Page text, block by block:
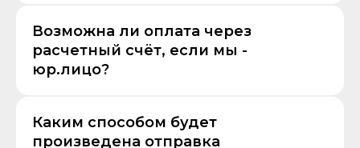
Возможна ли оплата через
расчетный счёт, если мы -
юр.лицо?
Каким способом будет
произведена отправка